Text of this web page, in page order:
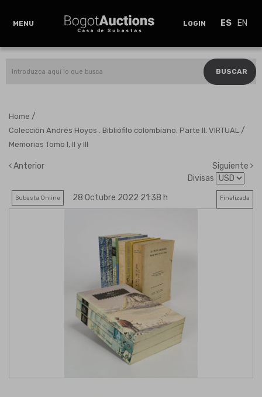
MENU LOGIN ES EN
BUSCAR
Home /
Colección Andrés Hoyos . Bibliófilo colombiano. Parte II. VIRTUAL /
Memorias Tomo I, II y III
Anterior
Siguiente
Divisas
Subasta Online 28 Octubre 2022 21:38 h Finalizada